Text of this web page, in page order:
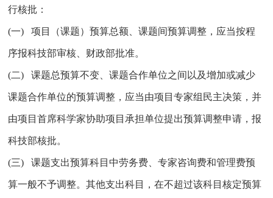
行核批：
(一) 项目（课题）预算总额、课题间预算调整，应当按程
序报科技部审核、财政部批准。
(二) 课题总预算不变、课题合作单位之间以及增加或减少
课题合作单位的预算调整，应当由项目专家组民主决策，并
由项目首席科学家协助项目承担单位提出预算调整申请，报
科技部核批。
(三) 课题支出预算科目中劳务费、专家咨询费和管理费预
算一般不予调整。其他支出科目，在不超过该科目核定预算